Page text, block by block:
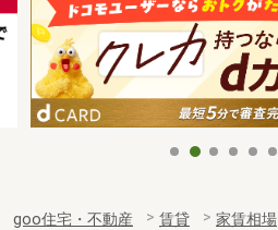
goo住宅・不動産 賃貸 家賃相場